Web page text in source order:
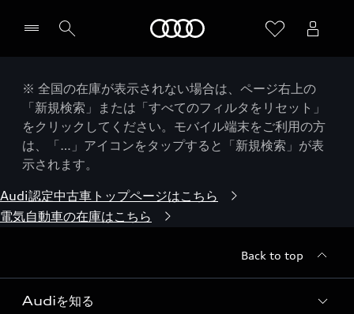
※ 全国の在庫が表示されない場合は、ページ右上の
「新規検索」または「すべてのフィルタをリセット」
をクリックしてください。モバイル端末をご利用の方
は、「…」アイコンをタップすると「新規検索」が表
示されます。
Audi認定中古車トップページはこちら
電気自動車の在庫はこちら
Back to top
Audiを知る